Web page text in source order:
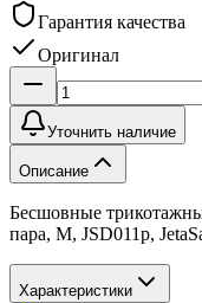
Гарантия качества
Оригинал
Уточнить наличие
Описание
Бесшовные
пара, M, JSD011p,
Характеристики